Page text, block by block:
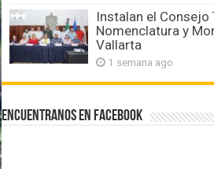
Instalan el Consejo
Nomenclatura y
Vallarta
1 semana ago
Encuentranos en Facebook